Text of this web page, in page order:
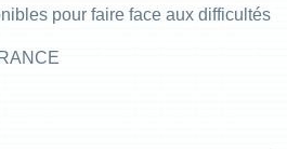
pour faire face aux difficultés